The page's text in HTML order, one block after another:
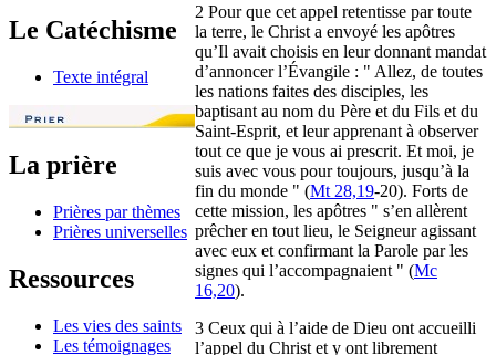
Le Catéchisme
Texte intégral
La prière
Prières par thèmes
Prières universelles
Ressources
Les vies des saints
Les témoignages
2 Pour que cet appel retentisse par toute
la terre, le Christ a envoyé les apôtres
qu’Il avait choisis en leur donnant mandat
d’annoncer l’Évangile : " Allez, de toutes
les nations faites des disciples, les
baptisant au nom du Père et du Fils et du
Saint-Esprit, et leur apprenant à observer
tout ce que je vous ai prescrit. Et moi, je
suis avec vous pour toujours, jusqu’à la
fin du monde " (Mt 28,19-20). Forts de
cette mission, les apôtres " s’en allèrent
prêcher en tout lieu, le Seigneur agissant
avec eux et confirmant la Parole par les
signes qui l’accompagnaient " (Mc
16,20).
3 Ceux qui à l’aide de Dieu ont accueilli
l’appel du Christ et y ont librement